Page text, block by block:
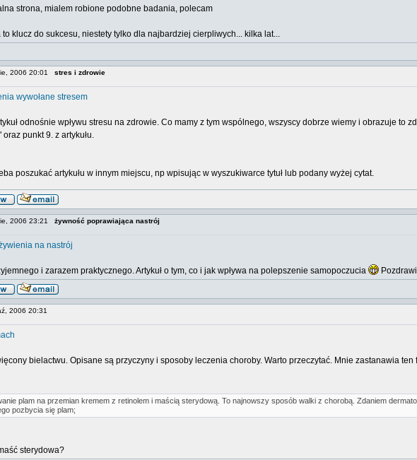
strona, mialem robione podobne badania, polecam
klucz do sukcesu, niestety tylko dla najbardziej cierpliwych... kilka lat...
2006 20:01 stres i zdrowie
wywołane stresem
odnośnie wpływu stresu na zdrowie. Co mamy z tym wspólnego, wszyscy dobrze wiemy i obrazuje to
oraz punkt 9. z artykułu.
poszukać artykułu w innym miejscu, np wpisując w wyszukiwarce tytuł lub podany wyżej cytat.
2006 23:21 żywność poprawiająca nastrój
na nastrój
i zarazem praktycznego. Artykuł o tym, co i jak wpływa na polepszenie samopoczucia
2006 20:31
bielactwu. Opisane są przyczyny i sposoby leczenia choroby. Warto przeczytać. Mnie zastanawia ten
plam na przemian kremem z retinolem i maścią sterydową. To najnowszy sposób walki z chorobą. Zdaniem
pozbycia się plam;
sterydowa?